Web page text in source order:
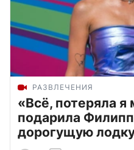
РАЗВЛЕЧЕНИЯ
«Всё, потеряла
подарила
дорогущую